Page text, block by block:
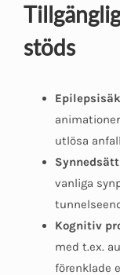
stöds
utlösa
vanliga
Kognitiv
med t.ex.
förenklade